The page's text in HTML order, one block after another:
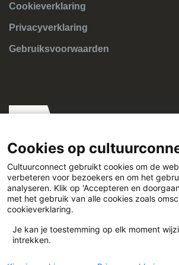
Cookieverklaring
Privacyverklaring
Gebruiksvoorwaarden
Cultuurconnect
www.cultuurconnect.be
Cookies op
Cultuurconnect gebruikt cookies om de
verbeteren voor bezoekers en om het
analyseren. Klik op 'Accepteren en
met het gebruik van alle cookies zoals
cookieverklaring.
Je kan je toestemming op elk moment
intrekken.